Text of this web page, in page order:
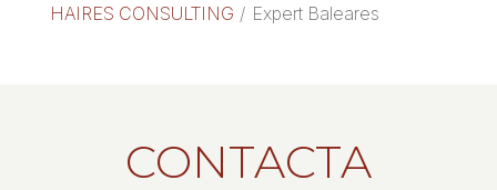
HAIRES CONSULTING / Expert Baleares
CONTACTA